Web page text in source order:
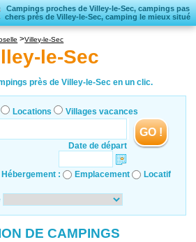
Campings proches de Villey-le-Sec, campings pas
chers près de Villey-le-Sec, camping le mieux situé
Hôtels
vacances
Villages vacances
Villey-le-Sec
le-Sec
près de Villey-le-Sec en un clic.
Locations Villages vacances
Date de départ
GO !
Hébergement : Emplacement Locatif
DE CAMPINGS